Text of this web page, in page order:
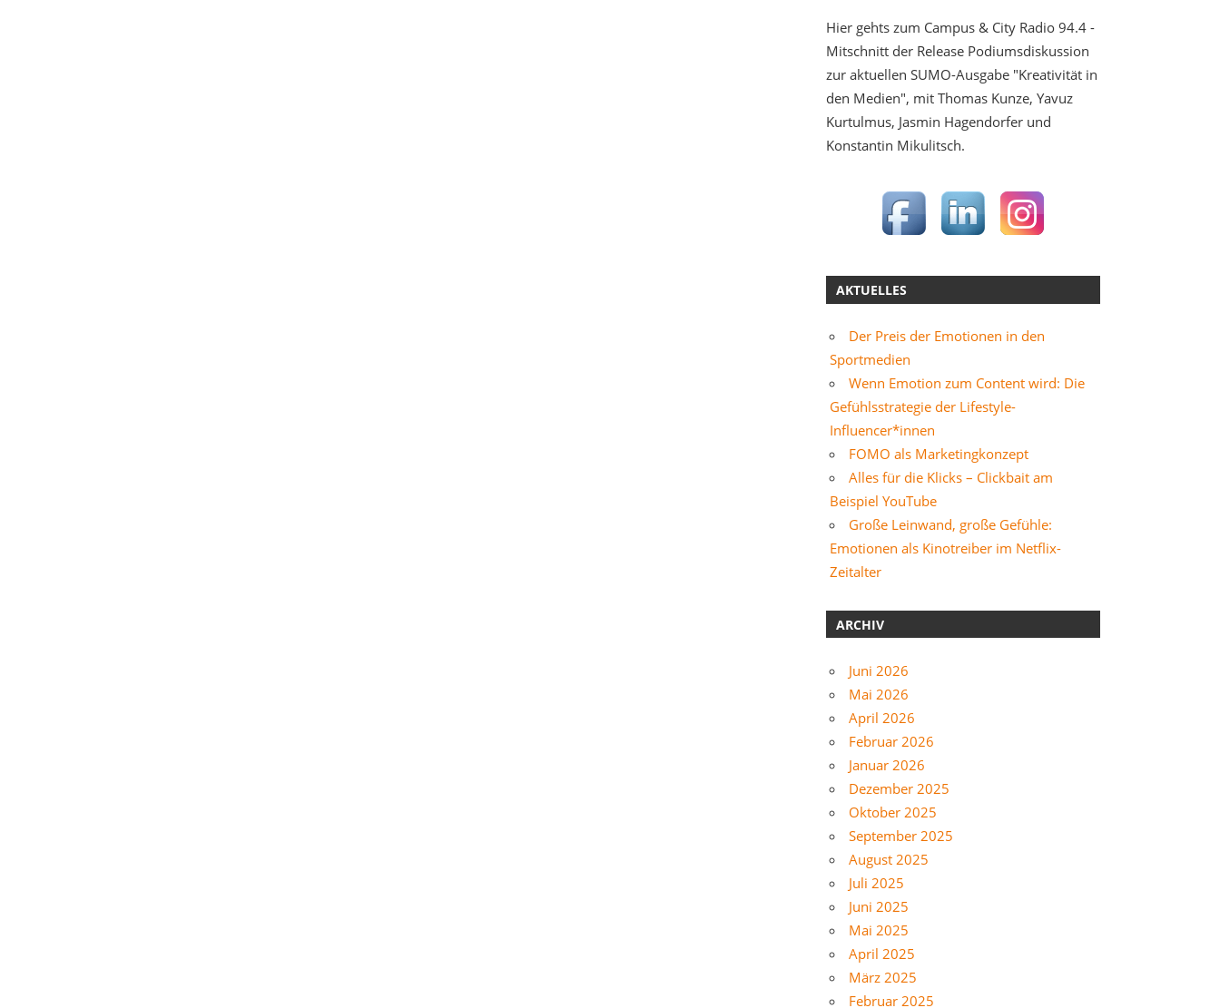
Hier gehts zum Campus & City Radio 94.4 -
Mitschnitt der Release Podiumsdiskussion
zur aktuellen SUMO-Ausgabe "Kreativität in
den Medien", mit Thomas Kunze, Yavuz
Kurtulmus, Jasmin Hagendorfer und
Konstantin Mikulitsch.
AKTUELLES
Der Preis der Emotionen in den
Sportmedien
Wenn Emotion zum Content wird: Die
Gefühlsstrategie der Lifestyle-
Influencer*innen
FOMO als Marketingkonzept
Alles für die Klicks – Clickbait am
Beispiel YouTube
Große Leinwand, große Gefühle:
Emotionen als Kinotreiber im Netflix-
Zeitalter
ARCHIV
Juni 2026
Mai 2026
April 2026
Februar 2026
Januar 2026
Dezember 2025
Oktober 2025
September 2025
August 2025
Juli 2025
Juni 2025
Mai 2025
April 2025
März 2025
Februar 2025